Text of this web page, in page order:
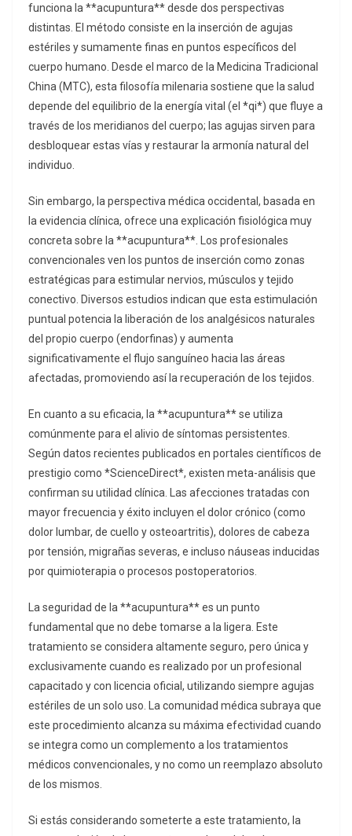
funciona la **acupuntura** desde dos perspectivas
distintas. El método consiste en la inserción de agujas
estériles y sumamente finas en puntos específicos del
cuerpo humano. Desde el marco de la Medicina Tradicional
China (MTC), esta filosofía milenaria sostiene que la salud
depende del equilibrio de la energía vital (el *qi*) que fluye a
través de los meridianos del cuerpo; las agujas sirven para
desbloquear estas vías y restaurar la armonía natural del
individuo.
Sin embargo, la perspectiva médica occidental, basada en
la evidencia clínica, ofrece una explicación fisiológica muy
concreta sobre la **acupuntura**. Los profesionales
convencionales ven los puntos de inserción como zonas
estratégicas para estimular nervios, músculos y tejido
conectivo. Diversos estudios indican que esta estimulación
puntual potencia la liberación de los analgésicos naturales
del propio cuerpo (endorfinas) y aumenta
significativamente el flujo sanguíneo hacia las áreas
afectadas, promoviendo así la recuperación de los tejidos.
En cuanto a su eficacia, la **acupuntura** se utiliza
comúnmente para el alivio de síntomas persistentes.
Según datos recientes publicados en portales científicos de
prestigio como *ScienceDirect*, existen meta-análisis que
confirman su utilidad clínica. Las afecciones tratadas con
mayor frecuencia y éxito incluyen el dolor crónico (como
dolor lumbar, de cuello y osteoartritis), dolores de cabeza
por tensión, migrañas severas, e incluso náuseas inducidas
por quimioterapia o procesos postoperatorios.
La seguridad de la **acupuntura** es un punto
fundamental que no debe tomarse a la ligera. Este
tratamiento se considera altamente seguro, pero única y
exclusivamente cuando es realizado por un profesional
capacitado y con licencia oficial, utilizando siempre agujas
estériles de un solo uso. La comunidad médica subraya que
este procedimiento alcanza su máxima efectividad cuando
se integra como un complemento a los tratamientos
médicos convencionales, y no como un reemplazo absoluto
de los mismos.
Si estás considerando someterte a este tratamiento, la